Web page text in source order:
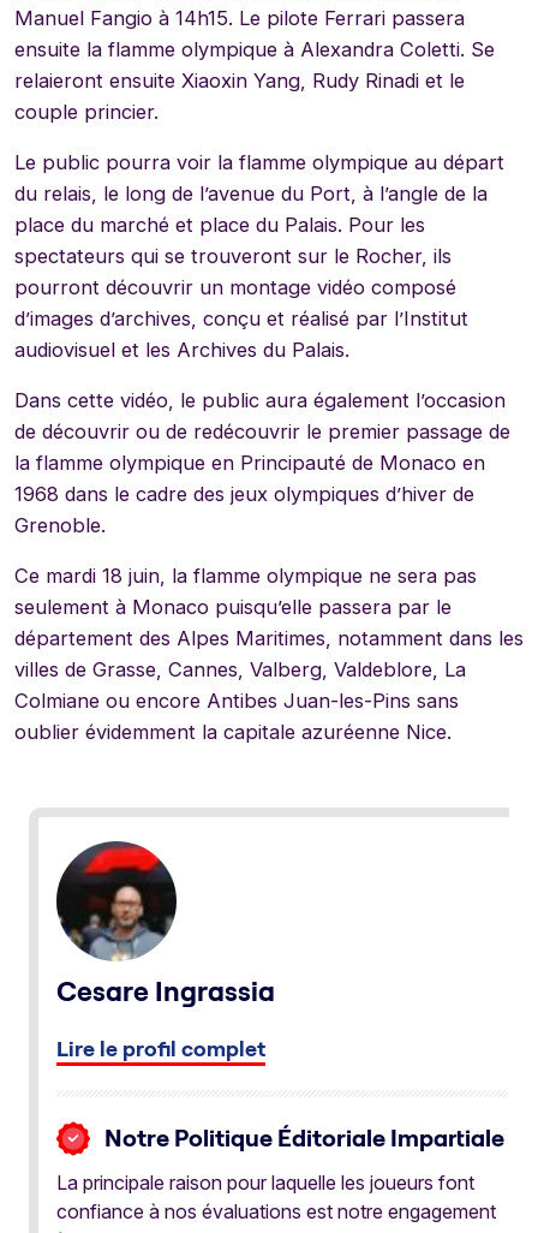
Manuel Fangio à 14h15. Le pilote Ferrari passera
ensuite la flamme olympique à Alexandra Coletti. Se
relaieront ensuite Xiaoxin Yang, Rudy Rinadi et le
couple princier.
Le public pourra voir la flamme olympique au départ
du relais, le long de l’avenue du Port, à l’angle de la
place du marché et place du Palais. Pour les
spectateurs qui se trouveront sur le Rocher, ils
pourront découvrir un montage vidéo composé
d’images d’archives, conçu et réalisé par l’Institut
audiovisuel et les Archives du Palais.
Dans cette vidéo, le public aura également l’occasion
de découvrir ou de redécouvrir le premier passage de
la flamme olympique en Principauté de Monaco en
1968 dans le cadre des jeux olympiques d’hiver de
Grenoble.
Ce mardi 18 juin, la flamme olympique ne sera pas
seulement à Monaco puisqu’elle passera par le
département des Alpes Maritimes, notamment dans les
villes de Grasse, Cannes, Valberg, Valdeblore, La
Colmiane ou encore Antibes Juan-les-Pins sans
oublier évidemment la capitale azuréenne Nice.
Cesare Ingrassia
Lire le profil complet
Notre Politique Éditoriale Impartiale
La principale raison pour laquelle les joueurs font
confiance à nos évaluations est notre engagement